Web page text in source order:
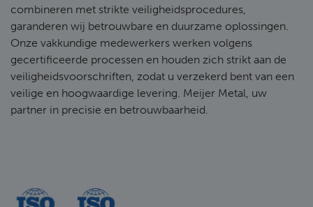
combineren met strikte veiligheidsprocedures,
garanderen wij betrouwbare en duurzame oplossingen.
Onze vakkundige medewerkers werken volgens
gecertificeerde processen en houden zich strikt aan de
veiligheidsvoorschriften, zodat u verzekerd bent van een
veilige en hoogwaardige levering. Meijer Metal, uw
partner in precisie en betrouwbaarheid.